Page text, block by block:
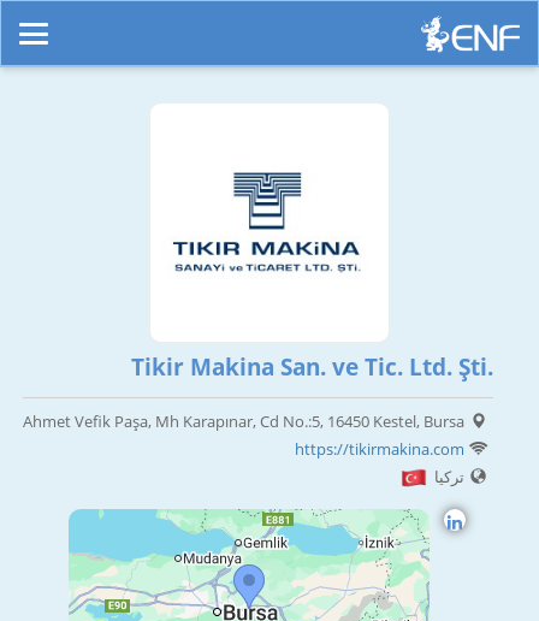
Tikir Makina San. ve Tic. Ltd. Şti.
Ahmet Vefik Paşa, Mh Karapınar, Cd No.:5, 16450 Kestel, Bursa
https://tikirmakina.com
تركيا